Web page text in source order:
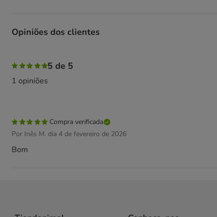
Opiniões dos clientes
5 de 5
1 opiniões
Compra verificada
Por Inês M. dia 4 de fevereiro de 2026
Bom